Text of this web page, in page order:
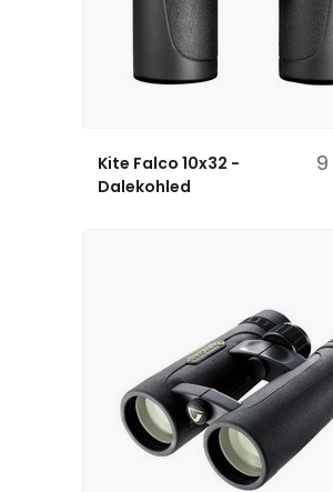
Kite Falco 10x32 -
Dalekohled